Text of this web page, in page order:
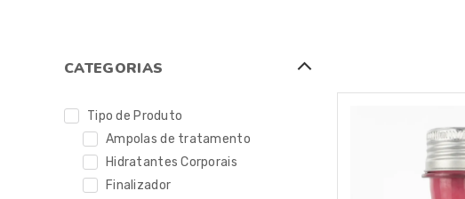
CATEGORIAS
Tipo de Produto
Ampolas de tratamento
Hidratantes Corporais
Finalizador